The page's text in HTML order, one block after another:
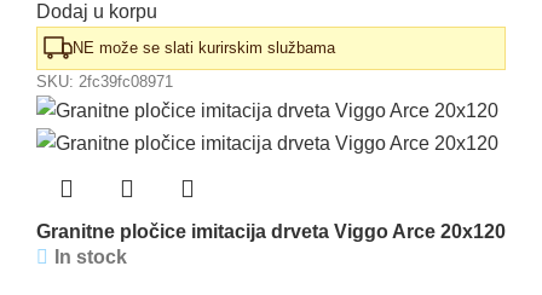
Dodaj u korpu
NE može se slati kurirskim službama
SKU: 2fc39fc08971
Granitne pločice imitacija drveta Viggo Arce 20x120
In stock